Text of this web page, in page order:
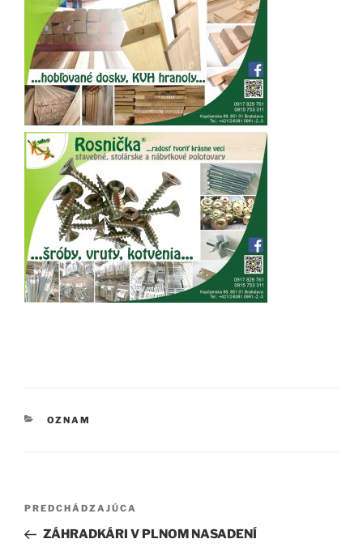
KATEGÓRIE
OZNAM
Navigácia
článku
Predchádzajúci
článok
PREDCHÁDZAJÚCA
ZÁHRADKÁRI V PLNOM NASADENÍ